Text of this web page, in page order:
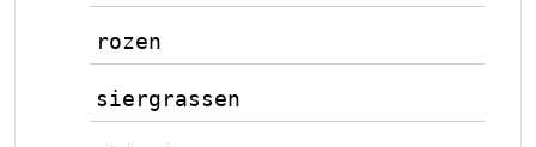
rozen
siergrassen